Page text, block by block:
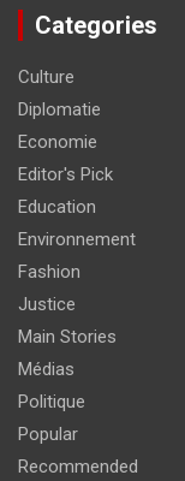
Categories
Culture
Diplomatie
Economie
Editor's Pick
Education
Environnement
Fashion
Justice
Main Stories
Médias
Politique
Popular
Recommended